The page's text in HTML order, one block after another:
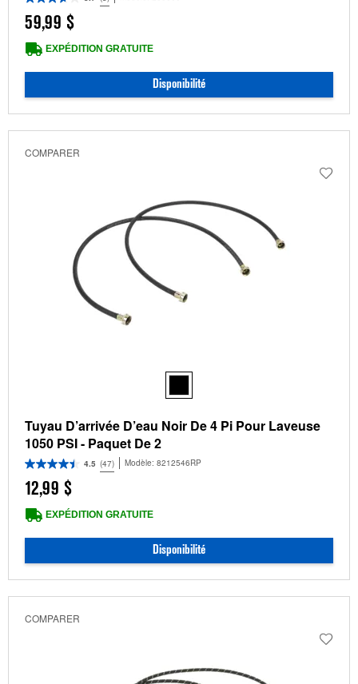
59,99 $
EXPÉDITION GRATUITE
Disponibilité
COMPARER
Tuyau D’arrivée D’eau Noir De 4 Pi Pour Laveuse
1050 PSI - Paquet De 2
4.5 (47) Modèle: 8212546RP
12,99 $
EXPÉDITION GRATUITE
Disponibilité
COMPARER